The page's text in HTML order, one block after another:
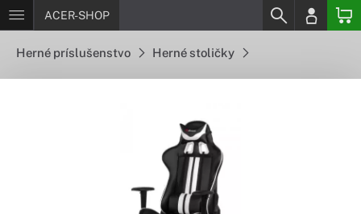
ACER-SHOP
Herné príslušenstvo Herné stoličky